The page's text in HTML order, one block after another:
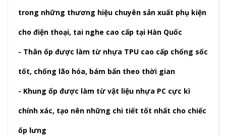
trong những thương hiệu chuyên sản xuất phụ kiện
cho điện thoại, tai nghe cao cấp tại Hàn Quốc
- Thân ốp được làm từ nhựa TPU cao cấp chống sốc
tốt, chống lão hóa, bám bẩn theo thời gian
- Khung ốp được làm từ vật liệu nhựa PC cực kì
chính xác, tạo nên những chi tiết tốt nhất cho chiếc
ốp lưng